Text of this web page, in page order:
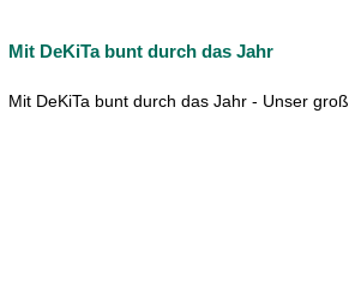
Mit DeKiTa bunt durch das Jahr
Mit DeKiTa bunt durch das Jahr - Unser